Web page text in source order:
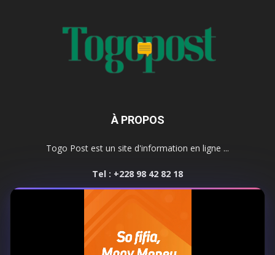
À PROPOS
Togo Post est un site d'information en ligne ...
Tel : +228 98 42 82 18
SUIVEZ NOUS